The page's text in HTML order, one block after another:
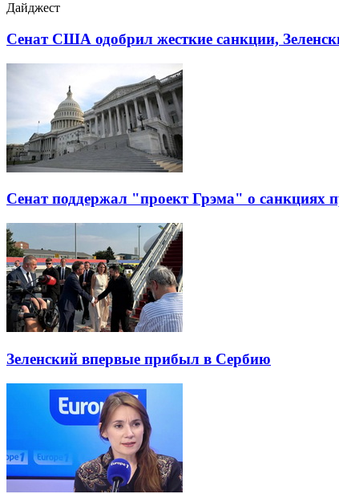
Дайджест
Сенат США одобрил жесткие санкции,
Сенат поддержал "проект Грэма" о санкциях
Зеленский впервые прибыл в Сербию